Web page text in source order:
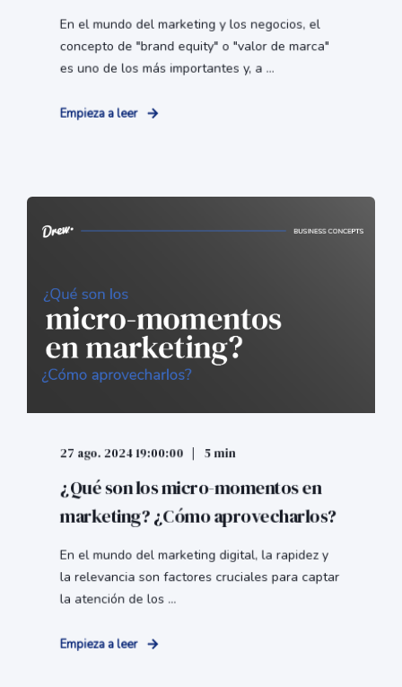
En el mundo del marketing y los negocios, el
concepto de "brand equity" o "valor de marca"
es uno de los más importantes y, a ...
Empieza a leer
27 ago. 2024 19:00:00 5 min
¿Qué son los micro-momentos en
marketing? ¿Cómo aprovecharlos?
En el mundo del marketing digital, la rapidez y
la relevancia son factores cruciales para captar
la atención de los ...
Empieza a leer